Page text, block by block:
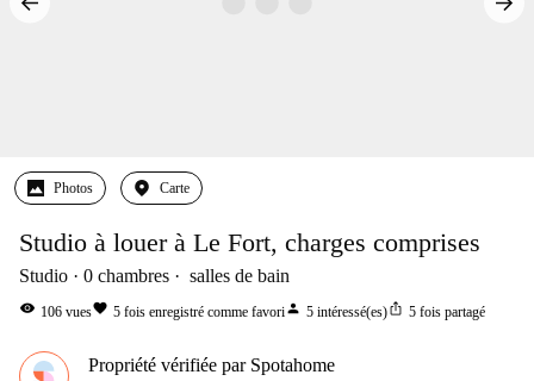
Photos Carte
Studio à louer à Le Fort, charges comprises
Studio 0 chambres salles de bain
visibility 106 vuesfavorite 5 fois enregistré comme favoriperson 5 intéressé(es)ios_share 5 fois partagé
Propriété vérifiée par Spotahome